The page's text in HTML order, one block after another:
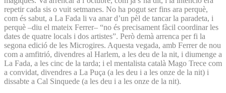
repetir cada sis o vuit setmanes. No ha pogut ser fins ara perquè,
com és sabut, a La Fada li va anar d’un pèl de tancar la paradeta, i
perquè –diu el mateix Ferrer– “no és precisament fàcil coordinar les
dates de quatre locals i dos artistes”. Però demà arrenca per fi la
segona edició de les Microgires. Aquesta vegada, amb Ferrer de nou
com a amfitrió, divendres al Harlem, a les deu de la nit, i diumenge a
La Fada, a les cinc de la tarda; i el mentalista català Mago Trece com
a convidat, divendres a La Puça (a les deu i a les onze de la nit) i
dissabte a Cal Sinquede (a les deu i a les onze de la nit).